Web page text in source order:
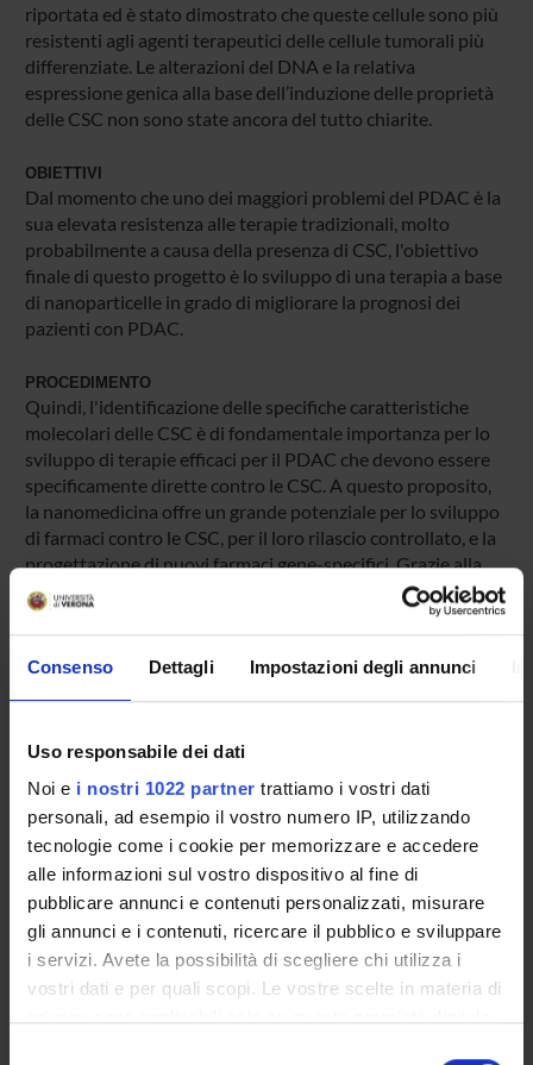
Consenso Dettagli Impostazioni degli annunci
Uso responsabile dei dati
Noi e i nostri 1022 partner trattiamo i vostri dati
personali, ad esempio il vostro numero IP, utilizzando
tecnologie come i cookie per memorizzare e accedere
alle informazioni sul vostro dispositivo al fine di
pubblicare annunci e contenuti personalizzati, misurare
gli annunci e i contenuti, ricercare il pubblico e sviluppare
i servizi. Avete la possibilità di scegliere chi utilizza i
vostri dati e per quali scopi. Le vostre scelte in materia di
riportata ed è stato dimostrato che queste cellule sono più
resistenti agli agenti terapeutici delle cellule tumorali più
differenziate. Le alterazioni del DNA e la relativa
espressione genica alla base dell’induzione delle proprietà
delle CSC non sono state ancora del tutto chiarite.
OBIETTIVI
Dal momento che uno dei maggiori problemi del PDAC è la
sua elevata resistenza alle terapie tradizionali, molto
probabilmente a causa della presenza di CSC, l'obiettivo
finale di questo progetto è lo sviluppo di una terapia a base
di nanoparticelle in grado di migliorare la prognosi dei
pazienti con PDAC.
PROCEDIMENTO
Quindi, l'identificazione delle specifiche caratteristiche
molecolari delle CSC è di fondamentale importanza per lo
sviluppo di terapie efficaci per il PDAC che devono essere
specificamente dirette contro le CSC. A questo proposito,
la nanomedicina offre un grande potenziale per lo sviluppo
di farmaci contro le CSC, per il loro rilascio controllato, e la
progettazione di nuovi farmaci gene-specifici. Grazie alla
sinergica collaborazione con l'Unità CNRS di Chatenay-
Malabry, diretta dal Prof. Elias Fattal, la presente proposta
ha lo scopo di caratterizzare i profili molecolari di CSC
ottenute da diverse linee cellulari di PDAC per identificare
bersagli terapeutici e per lo sviluppo di nanoparticelle
UMR CNRS 8612
ENTI FINANZIATORI:
UMR CNRS 8612 - Institut Galien Paris-Sud
Finanziamento: assegnato e gestito dal Dipartimento
Programma:
JOINT PROJECTS